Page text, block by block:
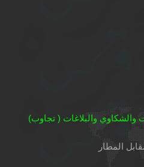
والشكاوي والبلاغات ( تجاوب)
المطار